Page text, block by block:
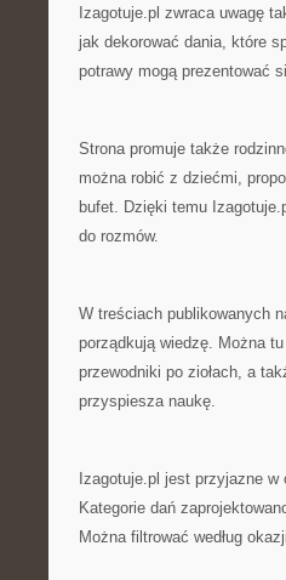
Izagotuje.pl zwraca uwagę
jak dekorować dania, które
potrawy mogą prezentować
Strona promuje także
można robić z dziećmi,
bufet. Dzięki temu
do rozmów.
W treściach publikowanych
porządkują wiedzę. Można
przewodniki po ziołach, a
przyspiesza naukę.
Izagotuje.pl jest przyjazne
Kategorie dań
Można filtrować według